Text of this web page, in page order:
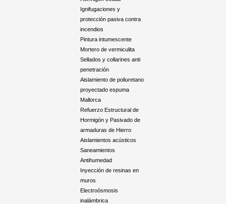
Ignifugaciones y
protección pasiva contra
incendios
Pintura intumescente
Mortero de vermiculita
Sellados y collarines anti
penetración
Aislamiento de poliuretano
proyectado espuma
Mallorca
Refuerzo Estructural de
Hormigón y Pasivado de
armaduras de Hierro
Aislamientos acústicos
Saneamientos
Antihumedad
Inyección de resinas en
muros
Electroósmosis
inalámbrica